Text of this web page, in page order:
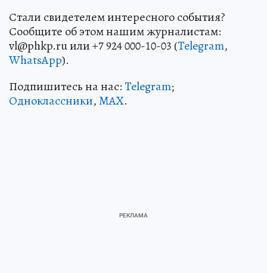
Стали свидетелем интересного события?
Сообщите об этом нашим журналистам:
vl@phkp.ru или +7 924 000-10-03 (Telegram,
WhatsApp).
Подпишитесь на нас:Telegram;
Одноклассники,MAX.